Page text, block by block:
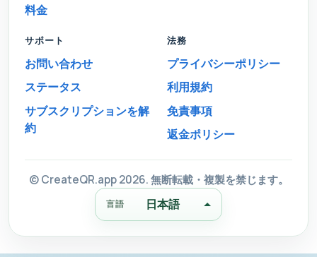
料金
サポート
お問い合わせ
ステータス
サブスクリプションを解
約
法務
プライバシーポリシー
利用規約
免責事項
返金ポリシー
© CreateQR.app 2026. 無断転載・複製を禁じます。
言語 日本語